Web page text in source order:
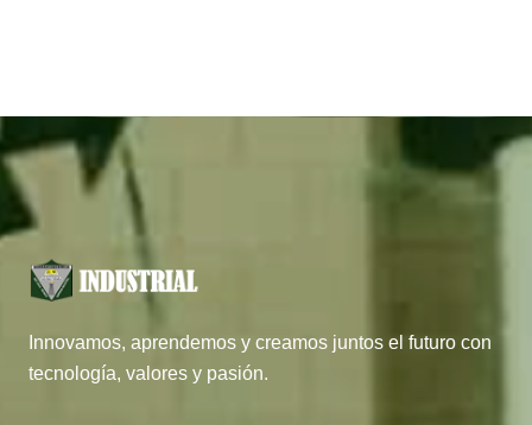
Innovamos, aprendemos y creamos juntos el futuro con
tecnología, valores y pasión.